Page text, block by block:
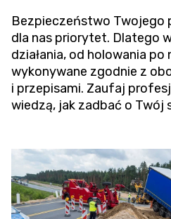
Bezpieczeństwo Twojego
dla nas priorytet. Dlatego
działania, od holowania po
wykonywane zgodnie z
i przepisami. Zaufaj
wiedzą, jak zadbać o Twój